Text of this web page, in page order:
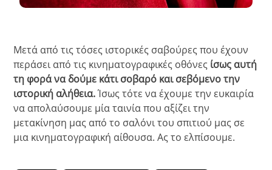
Μετά από τις τόσες ιστορικές σαβούρες που έχουν
περάσει από τις κινηματογραφικές οθόνες ίσως αυτή
τη φορά να δούμε κάτι σοβαρό και σεβόμενο την
ιστορική αλήθεια.Ίσως τότε να έχουμε την ευκαιρία
να απολαύσουμε μία ταινία που αξίζει την
μετακίνηση μας από το σαλόνι του σπιτιού μας σε
μια κινηματογραφική αίθουσα. Ας το ελπίσουμε.